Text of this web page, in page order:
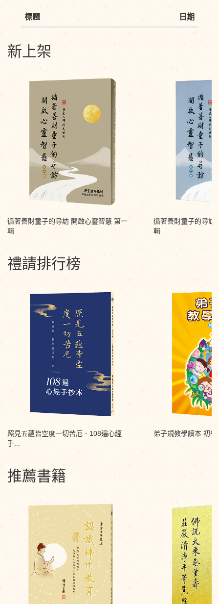
標題 日期
新上架
循著善財童子的尋訪 開啟心靈智慧 第一
輯
循著善財童子的尋訪
輯
禮請排行榜
照見五蘊皆空度一切苦厄．108遍心經
手...
弟子規教學讀本 初
推薦書籍